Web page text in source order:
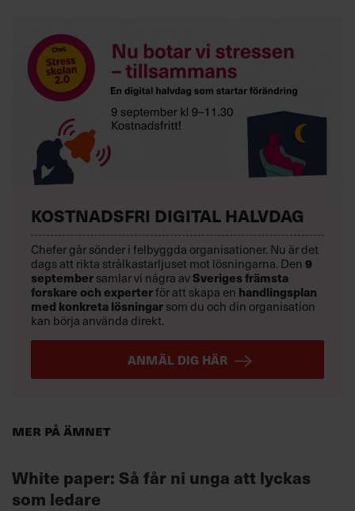
Mer på ämnet
White paper: Så får ni unga att lyckas
som ledare
KOSTNADSFRI DIGITAL HALVDAG
Chefer går sönder i felbyggda organisationer. Nu är det
dags att rikta strålkastarljuset mot lösningarna. Den9
septembersamlar vi några avSveriges främsta
forskare och experterför att skapa en handlingsplan
med konkreta lösningarsom du och din organisation
kan börja använda direkt.
ANMÄL DIG HÄR